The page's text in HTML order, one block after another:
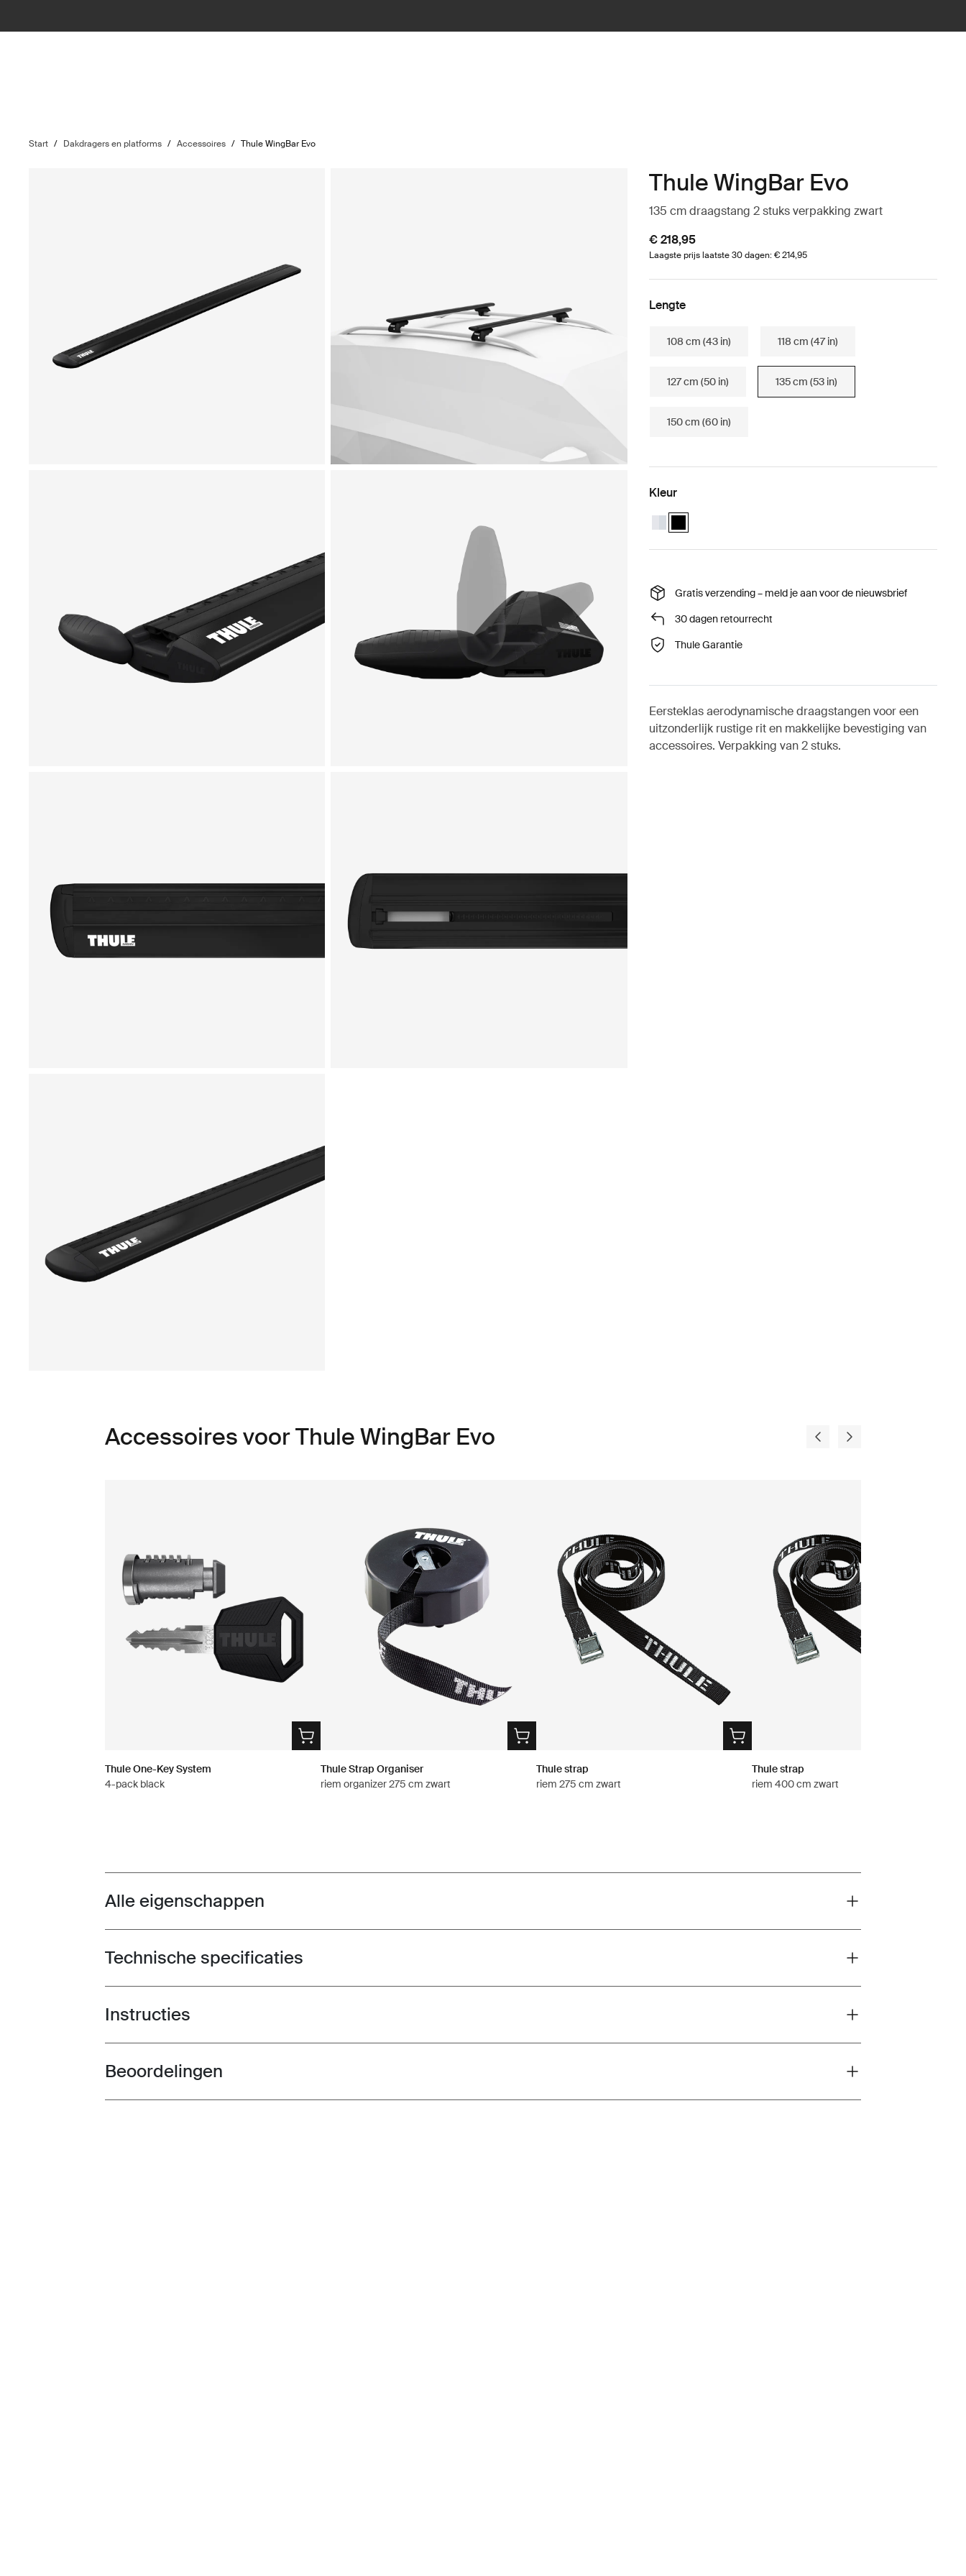
Start / Dakdragers en platforms / Accessoires / Thule WingBar Evo
Thule WingBar Evo
135 cm draagstang 2 stuks verpakking zwart
€ 218,95
Laagste prijs laatste 30 dagen: € 214,95
Lengte
108 cm (43 in) 118 cm (47 in)
127 cm (50 in) 135 cm (53 in)
150 cm (60 in)
Kleur
Thule Wingbar Evo 135 Aluminium
Thule Wingbar Evo 135 Zwart (selected)
Gratis verzending – meld je aan voor de nieuwsbrief
30 dagen retourrecht
Thule Garantie
Eersteklas aerodynamische draagstangen voor een
uitzonderlijk rustige rit en makkelijke bevestiging van
accessoires. Verpakking van 2 stuks.
Accessoires voor Thule WingBar Evo
Thule One-Key System
4-pack black
Thule Strap Organiser
riem organizer 275 cm zwart
Thule strap
riem 275 cm zwart
Thule strap
riem 400 cm zwart
Toggle features
Alle eigenschappen
Toggle techspec
Technische specificaties
Toggle guides and instructions
Instructies
Toggle overview
Beoordelingen